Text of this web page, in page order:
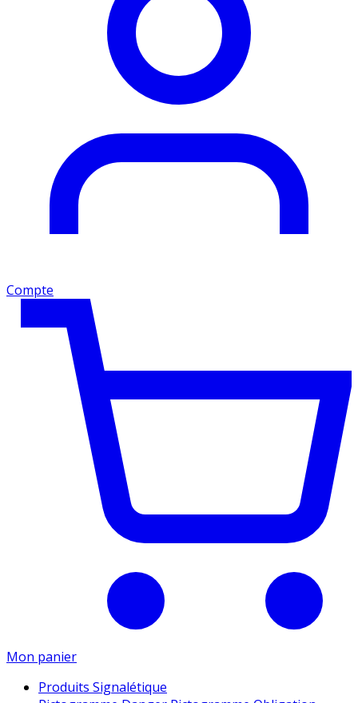
Compte
Mon panier
Produits Signalétique